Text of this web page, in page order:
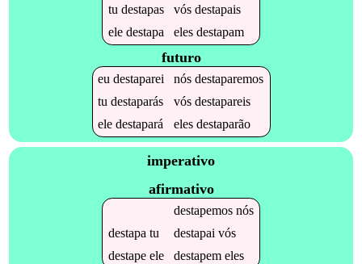
tu destapas vós destapais
ele destapa eles destapam
futuro
eudestaparei nósdestaparemos
tudestaparás vósdestapareis
eledestapará elesdestaparão
imperativo
afirmativo
destapemosnós
destapa tu destapai vós
destapeele destapemeles